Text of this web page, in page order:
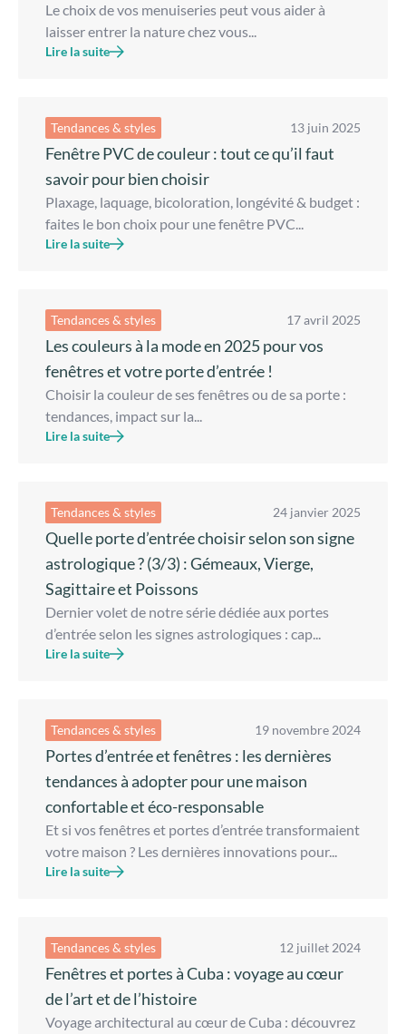
Le choix de vos menuiseries peut vous aider à
laisser entrer la nature chez vous...
Lire la suite
Tendances & styles 13 juin 2025
Fenêtre PVC de couleur : tout ce qu’il faut
savoir pour bien choisir
Plaxage, laquage, bicoloration, longévité & budget :
faites le bon choix pour une fenêtre PVC...
Lire la suite
Tendances & styles 17 avril 2025
Les couleurs à la mode en 2025 pour vos
fenêtres et votre porte d’entrée !
Choisir la couleur de ses fenêtres ou de sa porte :
tendances, impact sur la...
Lire la suite
Tendances & styles 24 janvier 2025
Quelle porte d’entrée choisir selon son signe
astrologique ? (3/3) : Gémeaux, Vierge,
Sagittaire et Poissons
Dernier volet de notre série dédiée aux portes
d’entrée selon les signes astrologiques : cap...
Lire la suite
Tendances & styles 19 novembre 2024
Portes d’entrée et fenêtres : les dernières
tendances à adopter pour une maison
confortable et éco-responsable
Et si vos fenêtres et portes d’entrée transformaient
votre maison ? Les dernières innovations pour...
Lire la suite
Tendances & styles 12 juillet 2024
Fenêtres et portes à Cuba : voyage au cœur
de l’art et de l’histoire
Voyage architectural au cœur de Cuba : découvrez